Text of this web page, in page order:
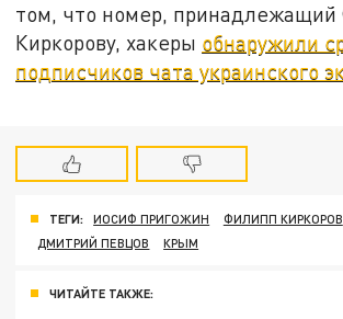
том, что номер,
Киркорову, хакеры обнаружили
подписчиков чата украинского
ТЕГИ: ИОСИФ ПРИГОЖИН
ФИЛИПП КИРКОРОВ
ДМИТРИЙ ПЕВЦОВ
КРЫМ
ЧИТАЙТЕ ТАКЖЕ: